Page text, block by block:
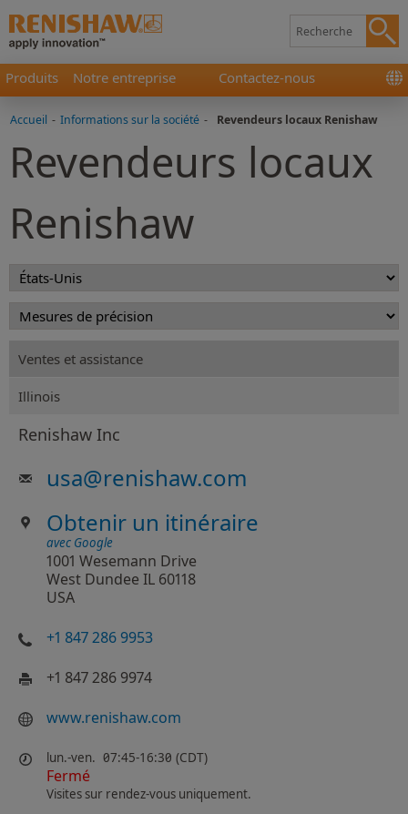
Produits Notre entreprise Contactez-nous
Accueil - Informations sur la société - Revendeurs locaux Renishaw
Revendeurs locaux
Renishaw
Ventes et assistance
Illinois
Renishaw Inc
usa@renishaw.com
Obtenir un itinéraire
avec Google
1001 Wesemann Drive
West Dundee IL 60118
USA
+1 847 286 9953
+1 847 286 9974
www.renishaw.com
lun.-ven. 07:45-16:30 (CDT)
Fermé
Visites sur rendez-vous uniquement.